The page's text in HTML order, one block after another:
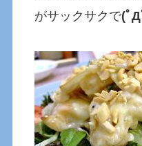
がサックサクで(ﾟД